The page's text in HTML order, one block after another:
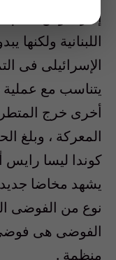
إدارة بوش بعدم
اللبنانية ولكنها
الإسرائيلى فى
يتناسب مع
أخرى خرج
المعركة ، وبلغ
كوندا ليسا
يشهد مخاضا
نوع من الفوضى
الفوضى هى
منظمة .